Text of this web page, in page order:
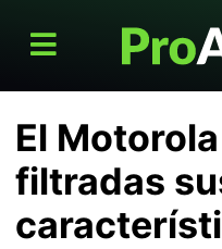
El
filtradas